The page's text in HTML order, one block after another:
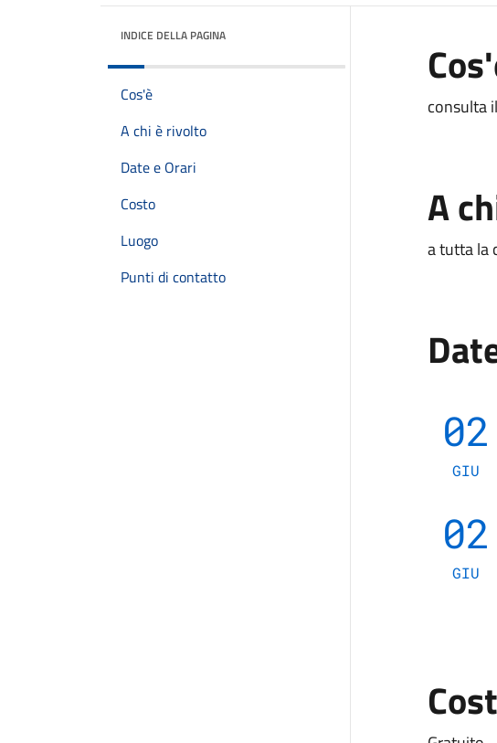
INDICE DELLA PAGINA
Cos'è
A chi è rivolto
Date e Orari
Costo
Luogo
Punti di contatto
consulta
A
a tutta la
02
GIU
02
GIU